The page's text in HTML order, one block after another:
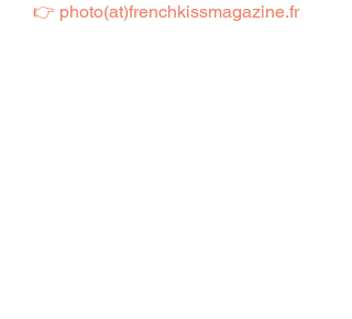
👉 photo(at)frenchkissmagazine.fr